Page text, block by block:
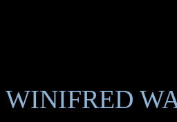
WINIFRED